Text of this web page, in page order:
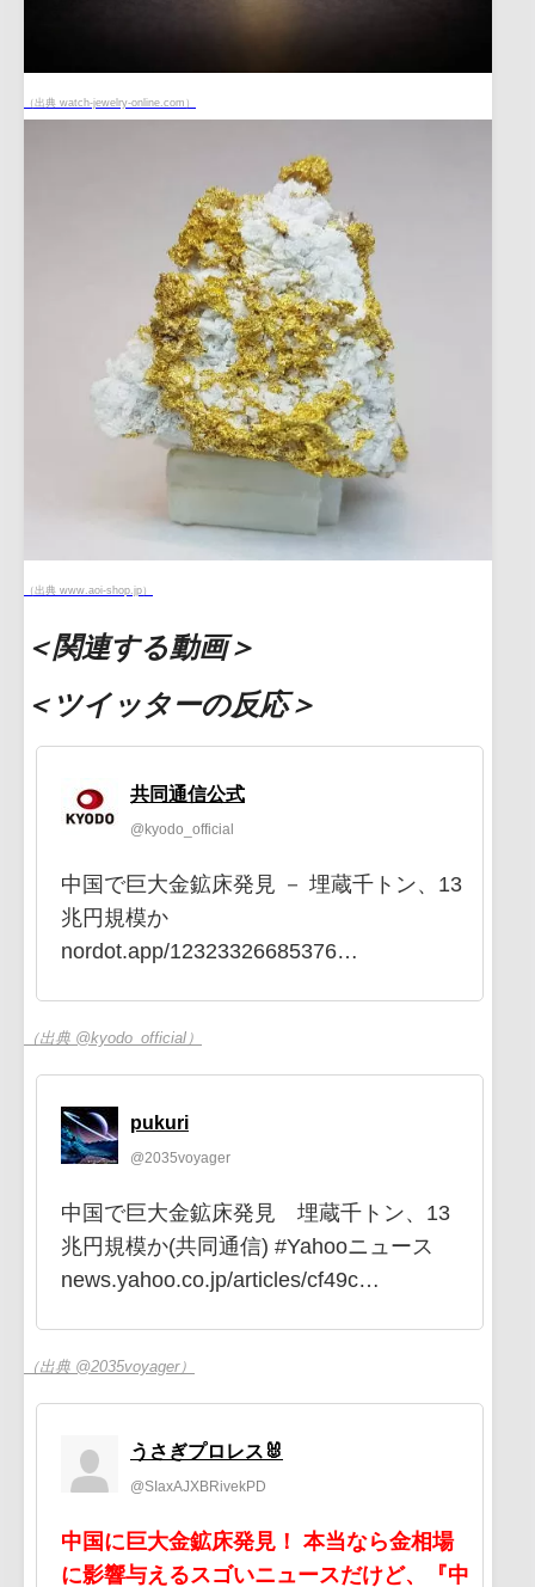
（出典 watch-jewelry-online.com）
（出典 www.aoi-shop.jp）
＜関連する動画＞
＜ツイッターの反応＞
共同通信公式
@kyodo_official
中国で巨大金鉱床発見 － 埋蔵千トン、13
兆円規模か
nordot.app/12323326685376…
（出典 @kyodo_official）
pukuri
@2035voyager
中国で巨大金鉱床発見 埋蔵千トン、13
兆円規模か(共同通信) #Yahooニュース
news.yahoo.co.jp/articles/cf49c…
（出典 @2035voyager）
うさぎプロレス🐰
@SIaxAJXBRivekPD
中国に巨大金鉱床発見！ 本当なら金相場
に影響与えるスゴいニュースだけど、『中